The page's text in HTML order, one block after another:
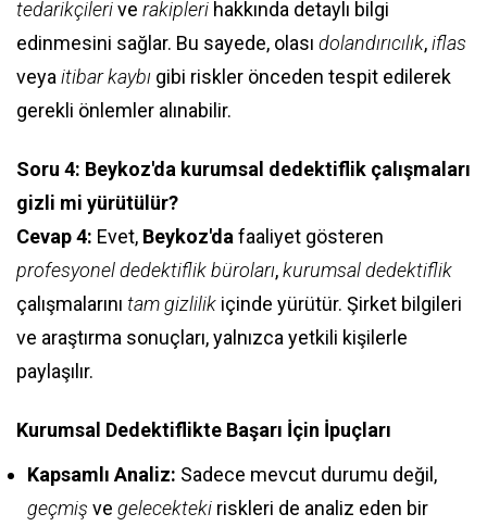
tedarikçilerive rakipleri hakkında detaylı bilgi
edinmesini sağlar. Bu sayede, olası dolandırıcılık,iflas
veyaitibar kaybı gibi riskler önceden tespit edilerek
gerekli önlemler alınabilir.
Soru 4: Beykoz'da kurumsal dedektiflik çalışmaları
gizli mi yürütülür?
Cevap 4: Evet, Beykoz'dafaaliyet gösteren
profesyonel dedektiflik büroları,kurumsal dedektiflik
çalışmalarını tam gizlilik içinde yürütür. Şirket bilgileri
ve araştırma sonuçları, yalnızca yetkili kişilerle
paylaşılır.
Kurumsal Dedektiflikte Başarı İçin İpuçları
Kapsamlı Analiz: Sadece mevcut durumu değil,
geçmiş ve gelecekteki riskleri de analiz eden bir